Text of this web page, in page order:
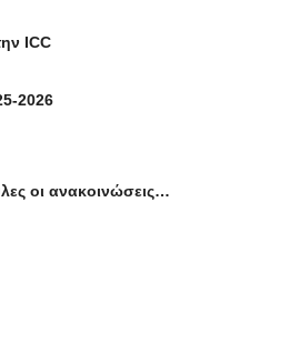
ICC
2026
οι ανακοινώσεις…